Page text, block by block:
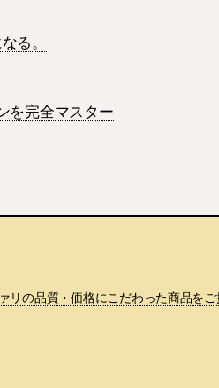
る。
を完全マスター
リの品質・価格にこだわった商品をご